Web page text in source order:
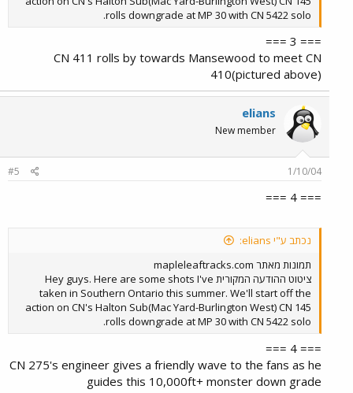
rolls downgrade at MP 30 with CN 5422 solo.
=== 3 ===
CN 411 rolls by towards Mansewood to meet CN
410(pictured above)
elians
New member
1/10/04
#5
=== 4 ===
נכתב ע"י elians:
תמונות מאתר mapleleaftracks.com
ציטוט ההודעה המקורית Hey guys. Here are some shots I've
taken in Southern Ontario this summer. We'll start off the
action on CN's Halton Sub(Mac Yard-Burlington West) CN 145
rolls downgrade at MP 30 with CN 5422 solo.
=== 4 ===
CN 275's engineer gives a friendly wave to the fans as he
guides this 10,000ft+ monster down grade